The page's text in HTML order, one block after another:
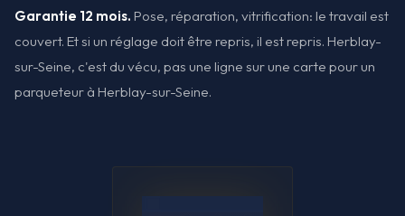
Garantie 12 mois. Pose, réparation, vitrification: le travail est
couvert. Et si un réglage doit être repris, il est repris. Herblay-
sur-Seine, c'est du vécu, pas une ligne sur une carte pour un
parqueteur à Herblay-sur-Seine.